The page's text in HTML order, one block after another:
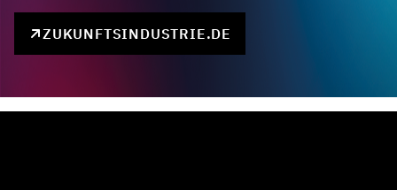
ZUKUNFTSINDUSTRIE.DE